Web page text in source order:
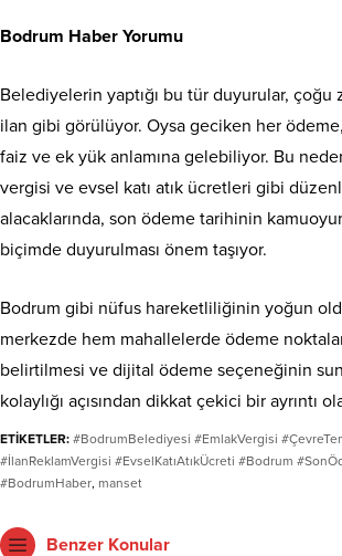
Bodrum Haber Yorumu
Belediyelerin yaptığı bu tür duyurular, çoğu
ilan gibi görülüyor. Oysa geciken her ödeme,
faiz ve ek yük anlamına gelebiliyor. Bu
vergisi ve evsel katı atık ücretleri gibi
alacaklarında, son ödeme tarihinin
biçimde duyurulması önem taşıyor.
Bodrum gibi nüfus hareketliliğinin yoğun
merkezde hem mahallelerde ödeme
belirtilmesi ve dijital ödeme seçeneğinin
kolaylığı açısından dikkat çekici bir ayrıntı
ETİKETLER: #BodrumBelediyesi #EmlakVergisi
#İlanReklamVergisi #EvselKatıAtıkÜcreti #Bodrum
#BodrumHaber, manset
Benzer Konular